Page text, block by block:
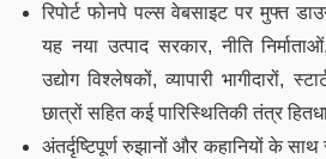
रिपोर्ट फोनपे पल्स वेबसाइट पर मुफ्त
यह नया उत्पाद सरकार, नीति
उद्योग विश्लेषकों, व्यापारी भागीदारों,
छात्रों सहित कई पारिस्थितिकी तंत्र
अंतर्दृष्टिपूर्ण रुझानों और कहानियों के